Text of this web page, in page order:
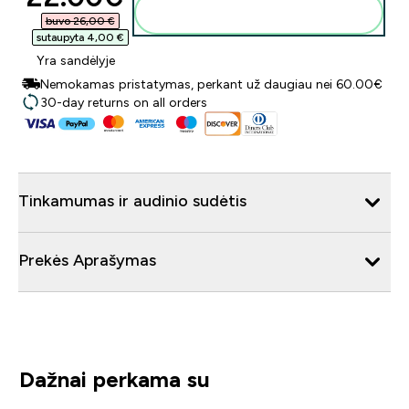
buvo 26,00 €‎
sutaupyta 4,00 €‎
Yra sandėlyje
Nemokamas pristatymas, perkant už daugiau nei 60.00€
30-day returns on all orders
Tinkamumas ir audinio sudėtis
Prekės Aprašymas
Dažnai perkama su